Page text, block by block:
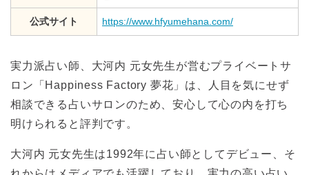
公式サイト https://www.hfyumehana.com/
実力派占い師、大河内 元女先生が営むプライベートサ
ロン「Happiness Factory 夢花」は、人目を気にせず
相談できる占いサロンのため、安心して心の内を打ち
明けられると評判です。
大河内 元女先生は1992年に占い師としてデビュー、そ